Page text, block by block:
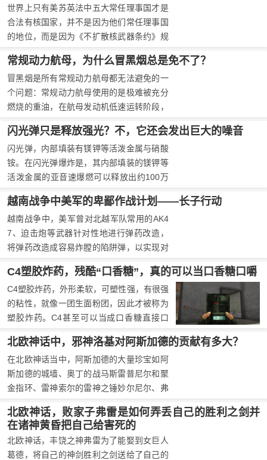
从国航租用。
世界上只有美苏英法中五大常任理事国才是
合法有核国家，并不是因为他们常任理事国
的地位，而是因为《不扩散核武器条约》规
定只有在1967年01月01日前制造并爆炸核
武器或其他核爆炸装置的国家，才是“有核
武器国家”，即可以合法拥有核武器的国
家，而世界上正好只有美苏英法中在这个时
间点之前完成了核武器的研发。
常规动力航母，为什么冒黑烟总是免不了？
冒黑烟是所有常规动力航母都无法避免的一
个问题：常规动力航母使用的是极难被充分
燃烧的重油，在航母发动机低速运转阶段，
燃油燃烧不充分，冒黑烟几乎是不可避免
的，燃气轮机有时候也会冒烟，只是浓度相
对而言低一些罢了。
闪光弹只是释放强光？不，它还会发出巨大的噪音
闪光弹，内部填装有镁钾等活泼金属与硝酸
铵。在闪光弹爆炸是，其内部填装的镁钾等
活泼金属的亚音速爆燃可以释放出约100万
坎德拉的剧烈强光，而硝酸铵爆炸则会发出
170-180分贝的强大噪音。
越南战争中美军的卑鄙作战计划——长子行动
越南战争中，美军曾对北越军队常用的AK4
7、迫击炮等武器针对性地进行弹药改造，
将弹药改造成容易炸膛的陷阱弹，以实现对
北越军队的心理造成强大的负担，同时将原
因归结到为北越军队提供补给的中国身上，
离间中越两国的关系，这项卑鄙的作战计划
被命名为“长子行动”。
C4塑胶炸药，残酷“口香糖”，真的可以当口香糖口嚼
C4塑胶炸药，外形柔软，可塑性强，有很强
的粘性，就像一团生面粉团，因此才被称为
塑胶炸药。C4甚至可以当成口香糖直接口
嚼，因此也被称为残酷"口香糖"。
北欧神话中，邪神洛基对阿斯加德的贡献有多大？
在北欧神话当中，阿斯加德的大量珍宝如阿
斯加德的城墙、奥丁的战马斯雷普尼尔和聚
金指环、雷神索尔的雷神之锤妙尔尼尔、弗
雷的金鬃野猪古林布尔斯提和神船斯基德布
拉德尼尔、希芙漂亮的金发等都是因为洛基
的恶作剧获得的，可以说洛基对于阿斯加德
的贡献非常巨大。
北欧神话，败家子弗雷是如何弄丢自己的胜利之剑并
在诸神黄昏把自己给害死的
北欧神话，丰饶之神弗雷为了能娶到女巨人
葛德，将自己的神剑胜利之剑送给了自己的